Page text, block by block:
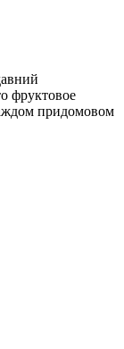
фруктовое
придомовом